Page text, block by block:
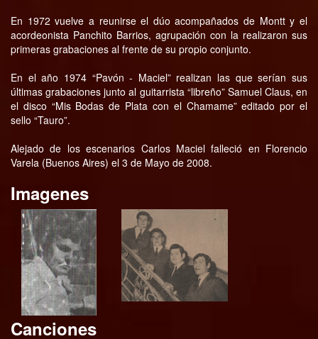
En 1972 vuelve a reunirse el dúo acompañados de Montt y el
acordeonista Panchito Barrios, agrupación con la realizaron sus
primeras grabaciones al frente de su propio conjunto.
En el año 1974 “Pavón - Maciel” realizan las que serían sus
últimas grabaciones junto al guitarrista “libreño” Samuel Claus, en
el disco “Mis Bodas de Plata con el Chamame” editado por el
sello “Tauro”.
Alejado de los escenarios Carlos Maciel falleció en Florencio
Varela (Buenos Aires) el 3 de Mayo de 2008.
Imagenes
Canciones